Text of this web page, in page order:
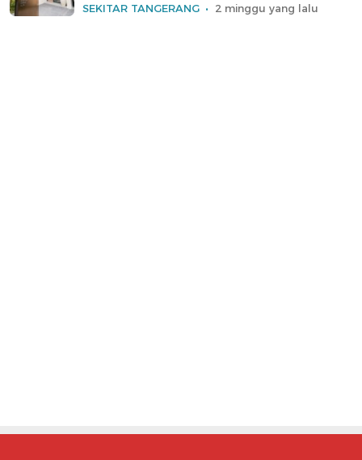
SEKITAR TANGERANG 2 minggu yang lalu